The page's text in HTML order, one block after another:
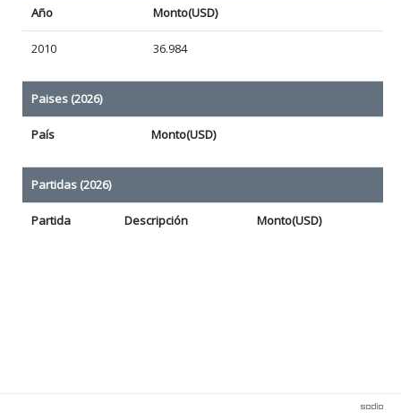
Año Monto(USD)
2010 36.984
Paises (2026)
País Monto(USD)
Partidas (2026)
Partida Descripción Monto(USD)